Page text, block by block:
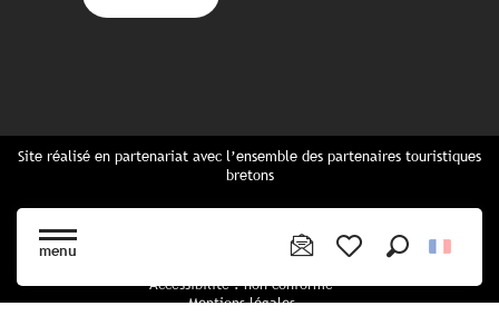
menu
Site réalisé en partenariat avec l’ensemble des partenaires touristiques
bretons
Cartes Bretagne & brochures
Accessibilité : non conforme
Mentions légales